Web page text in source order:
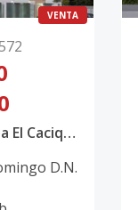
VENTA
Apartamento en venta El Cacique Santo Domingo
D.N.